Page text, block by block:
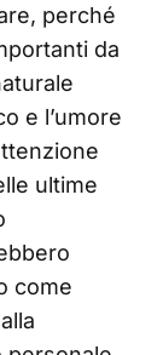
perché
da
e l’umore
ultime
come